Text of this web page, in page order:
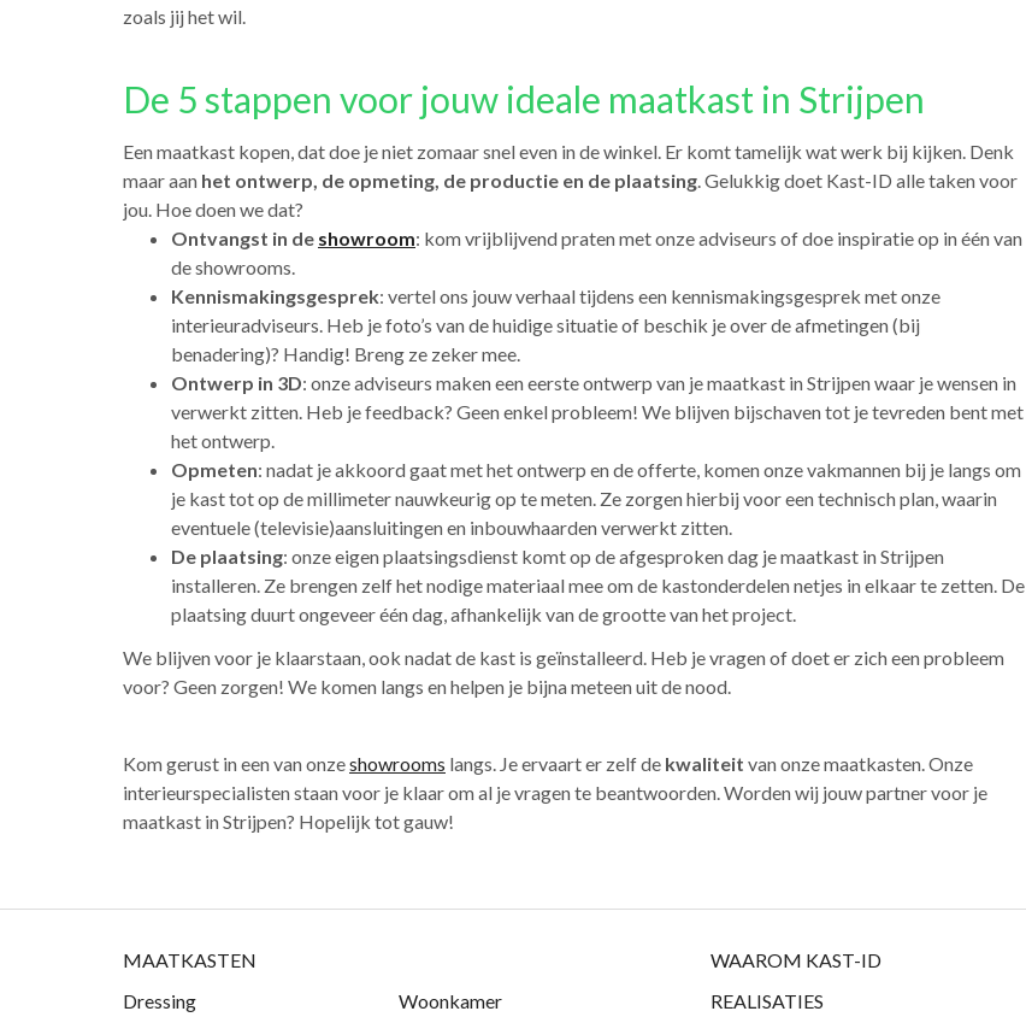
zoals jij het wil.
De 5 stappen voor jouw ideale maatkast in Strijpen
Een maatkast kopen, dat doe je niet zomaar snel even in de winkel. Er komt tamelijk wat werk bij kijken. Denk
maar aan het ontwerp, de opmeting, de productie en de plaatsing. Gelukkig doet Kast-ID alle taken voor
jou. Hoe doen we dat?
Ontvangst in de showroom: kom vrijblijvend praten met onze adviseurs of doe inspiratie op in één van
de showrooms.
Kennismakingsgesprek: vertel ons jouw verhaal tijdens een kennismakingsgesprek met onze
interieuradviseurs. Heb je foto’s van de huidige situatie of beschik je over de afmetingen (bij
benadering)? Handig! Breng ze zeker mee.
Ontwerp in 3D: onze adviseurs maken een eerste ontwerp van je maatkast in Strijpen waar je wensen in
verwerkt zitten. Heb je feedback? Geen enkel probleem! We blijven bijschaven tot je tevreden bent met
het ontwerp.
Opmeten: nadat je akkoord gaat met het ontwerp en de offerte, komen onze vakmannen bij je langs om
je kast tot op de millimeter nauwkeurig op te meten. Ze zorgen hierbij voor een technisch plan, waarin
eventuele (televisie)aansluitingen en inbouwhaarden verwerkt zitten.
De plaatsing: onze eigen plaatsingsdienst komt op de afgesproken dag je maatkast in Strijpen
installeren. Ze brengen zelf het nodige materiaal mee om de kastonderdelen netjes in elkaar te zetten. De
plaatsing duurt ongeveer één dag, afhankelijk van de grootte van het project.
We blijven voor je klaarstaan, ook nadat de kast is geïnstalleerd. Heb je vragen of doet er zich een probleem
voor? Geen zorgen! We komen langs en helpen je bijna meteen uit de nood.
Kom gerust in een van onzeshowrooms langs. Je ervaart er zelf de kwaliteit van onze maatkasten. Onze
interieurspecialisten staan voor je klaar om al je vragen te beantwoorden. Worden wij jouw partner voor je
maatkast in Strijpen? Hopelijk tot gauw!
MAATKASTEN
Dressing
Woonkamer
WAAROM KAST-ID
REALISATIES